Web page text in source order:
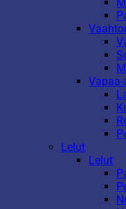
Vapaa-
Lelut
Lelut